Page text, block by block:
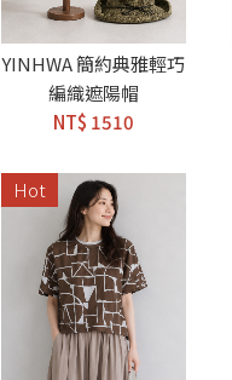
YINHWA 簡約典雅輕巧
編織遮陽帽
NT$ 1510
Hot